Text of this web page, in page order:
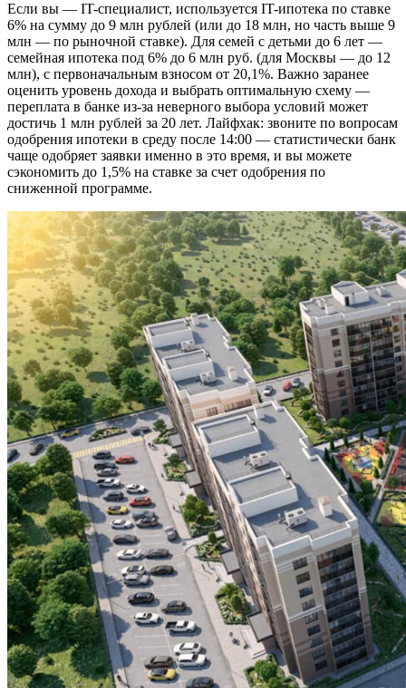
Если вы — IT-специалист, используется IT-ипотека по ставке
6% на сумму до 9 млн рублей (или до 18 млн, но часть выше 9
млн — по рыночной ставке). Для семей с детьми до 6 лет —
семейная ипотека под 6% до 6 млн руб. (для Москвы — до 12
млн), с первоначальным взносом от 20,1%. Важно заранее
оценить уровень дохода и выбрать оптимальную схему —
переплата в банке из-за неверного выбора условий может
достичь 1 млн рублей за 20 лет. Лайфхак: звоните по вопросам
одобрения ипотеки в среду после 14:00 — статистически банк
чаще одобряет заявки именно в это время, и вы можете
сэкономить до 1,5% на ставке за счет одобрения по
сниженной программе.